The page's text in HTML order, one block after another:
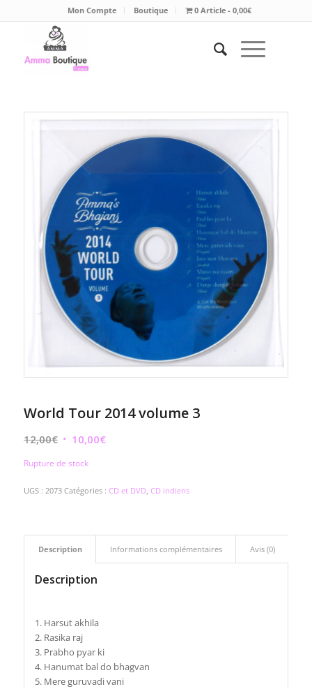
Mon Compte Boutique 0 Article 0,00€
World Tour 2014 volume 3
12,00€ Le
était :
10,00€Le
est :
Rupture de stock
UGS : 2073 Catégories : CD et DVD, CD indiens
Description Informations complémentaires Avis (0)
Description
1. Harsut akhila
2. Rasika raj
3. Prabho pyar ki
4. Hanumat bal do bhagvan
5. Mere guruvadi vani